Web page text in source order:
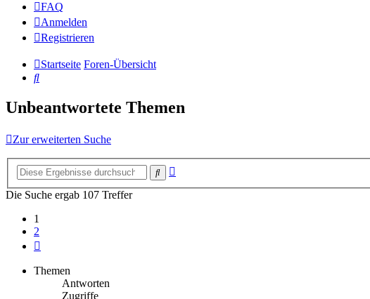
FAQ
Anmelden
Registrieren
Startseite Foren-Übersicht
Suche
Unbeantwortete Themen
Zur erweiterten Suche
Suche
Die Suche ergab 107 Treffer
1
2
Themen
Antworten
Zugriffe